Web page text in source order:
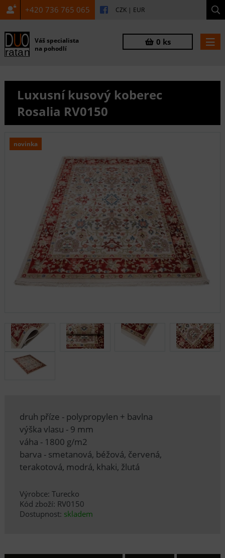
+420 736 765 065 CZK | EUR
Váš specialista
na pohodlí
0 ks
Luxusní kusový koberec
Rosalia RV0150
novinka
druh příze - polypropylen + bavlna
výška vlasu - 9 mm
váha - 1800 g/m2
barva - smetanová, béžová, červená,
terakotová, modrá, khaki, žlutá
Výrobce: Turecko
Kód zboží: RV0150
Dostupnost: skladem